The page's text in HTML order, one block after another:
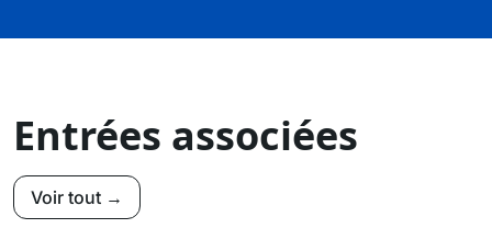
Entrées associées
Voir tout →